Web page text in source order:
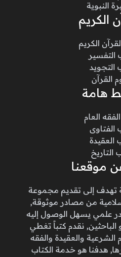
النبوية
الكريم
الكريم
التفسير
التجويد
القرآن
هامة
العام
الفتاوى
العقيدة
التاريخ
موقعنا
تهدف إلى تقديم مجموعة
من مصادر موثوقة,
علمي يسهل الوصول إليه
نقدم كتباً تغطي
والعقيدة والفقه
هدفنا هو خدمة الكتاب